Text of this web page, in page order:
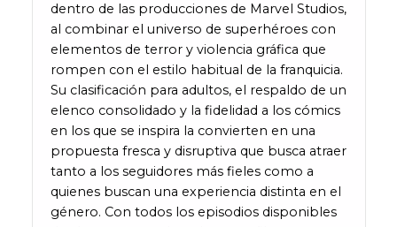
dentro de las producciones de Marvel Studios,
al combinar el universo de superhéroes con
elementos de terror y violencia gráfica que
rompen con el estilo habitual de la franquicia.
Su clasificación para adultos, el respaldo de un
elenco consolidado y la fidelidad a los cómics
en los que se inspira la convierten en una
propuesta fresca y disruptiva que busca atraer
tanto a los seguidores más fieles como a
quienes buscan una experiencia distinta en el
género. Con todos los episodios disponibles